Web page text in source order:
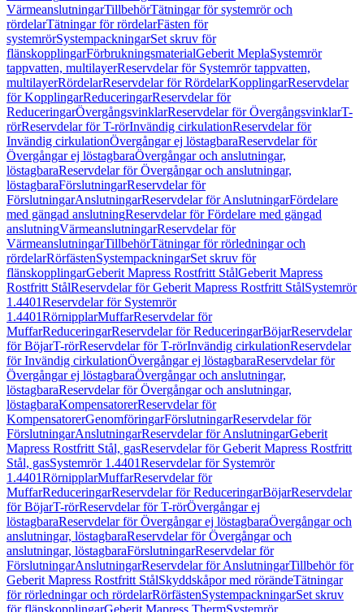
VärmeanslutningarTillbehörTätningar för systemrör och
rördelarTätningar för rördelarFästen för
systemrörSystempackningarSet skruv för
flänskopplingarFörbrukningsmaterialGeberit MeplaSystemrör
tappvatten, multilayerReservdelar för Systemrör tappvatten,
multilayerRördelarReservdelar för RördelarKopplingarReservdelar
för KopplingarReduceringarReservdelar för
ReduceringarÖvergångsvinklarReservdelar för ÖvergångsvinklarT-
rörReservdelar för T-rörInvändig cirkulationReservdelar för
Invändig cirkulationÖvergångar ej löstagbaraReservdelar för
Övergångar ej löstagbaraÖvergångar och anslutningar,
löstagbaraReservdelar för Övergångar och anslutningar,
löstagbaraFörslutningarReservdelar för
FörslutningarAnslutningarReservdelar för AnslutningarFördelare
med gängad anslutningReservdelar för Fördelare med gängad
anslutningVärmeanslutningarReservdelar för
VärmeanslutningarTillbehörTätningar för rörledningar och
rördelarRörfästenSystempackningarSet skruv för
flänskopplingarGeberit Mapress Rostfritt StålGeberit Mapress
Rostfritt StålReservdelar för Geberit Mapress Rostfritt StålSystemrör
1.4401Reservdelar för Systemrör
1.4401RörnipplarMuffarReservdelar för
MuffarReduceringarReservdelar för ReduceringarBöjarReservdelar
för BöjarT-rörReservdelar för T-rörInvändig cirkulationReservdelar
för Invändig cirkulationÖvergångar ej löstagbaraReservdelar för
Övergångar ej löstagbaraÖvergångar och anslutningar,
löstagbaraReservdelar för Övergångar och anslutningar,
löstagbaraKompensatorerReservdelar för
KompensatorerGenomföringarFörslutningarReservdelar för
FörslutningarAnslutningarReservdelar för AnslutningarGeberit
Mapress Rostfritt Stål, gasReservdelar för Geberit Mapress Rostfritt
Stål, gasSystemrör 1.4401Reservdelar för Systemrör
1.4401RörnipplarMuffarReservdelar för
MuffarReduceringarReservdelar för ReduceringarBöjarReservdelar
för BöjarT-rörReservdelar för T-rörÖvergångar ej
löstagbaraReservdelar för Övergångar ej löstagbaraÖvergångar och
anslutningar, löstagbaraReservdelar för Övergångar och
anslutningar, löstagbaraFörslutningarReservdelar för
FörslutningarAnslutningarReservdelar för AnslutningarTillbehör för
Geberit Mapress Rostfritt StålSkyddskåpor med rörändeTätningar
för rörledningar och rördelarRörfästenSystempackningarSet skruv
för flänskopplingarGeberit Mapress ThermSystemrör